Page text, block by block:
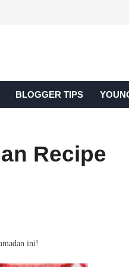
BLOGGER TIPS
Recipe
ini!